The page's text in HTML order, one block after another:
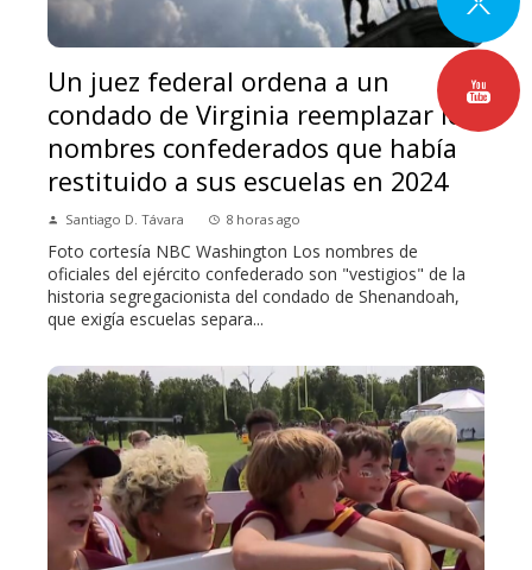
Un juez federal ordena a un
condado de Virginia reemplazar los
nombres confederados que había
restituido a sus escuelas en 2024
Santiago D. Távara 8 horas ago
Foto cortesía NBC Washington Los nombres de
oficiales del ejército confederado son "vestigios" de la
historia segregacionista del condado de Shenandoah,
que exigía escuelas separa...